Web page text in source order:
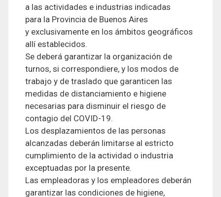
a las actividades e industrias indicadas
para la Provincia de Buenos Aires
y exclusivamente en los ámbitos geográficos
allí establecidos.
Se deberá garantizar la organización de
turnos, si correspondiere, y los modos de
trabajo y de traslado que garanticen las
medidas de distanciamiento e higiene
necesarias para disminuir el riesgo de
contagio del COVID-19.
Los desplazamientos de las personas
alcanzadas deberán limitarse al estricto
cumplimiento de la actividad o industria
exceptuadas por la presente.
Las empleadoras y los empleadores deberán
garantizar las condiciones de higiene,